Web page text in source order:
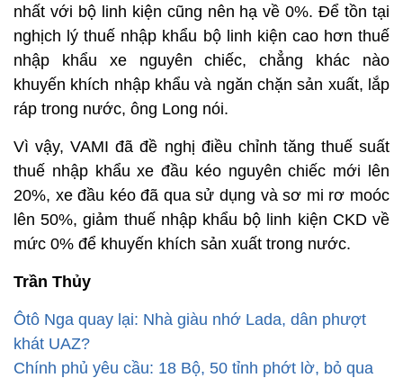
nhất với bộ linh kiện cũng nên hạ về 0%. Để tồn tại
nghịch lý thuế nhập khẩu bộ linh kiện cao hơn thuế
nhập khẩu xe nguyên chiếc, chẳng khác nào
khuyến khích nhập khẩu và ngăn chặn sản xuất, lắp
ráp trong nước, ông Long nói.
Vì vậy, VAMI đã đề nghị điều chỉnh tăng thuế suất
thuế nhập khẩu xe đầu kéo nguyên chiếc mới lên
20%, xe đầu kéo đã qua sử dụng và sơ mi rơ moóc
lên 50%, giảm thuế nhập khẩu bộ linh kiện CKD về
mức 0% để khuyến khích sản xuất trong nước.
Trần Thủy
Ôtô Nga quay lại: Nhà giàu nhớ Lada, dân phượt
khát UAZ?
Chính phủ yêu cầu: 18 Bộ, 50 tỉnh phớt lờ, bỏ qua